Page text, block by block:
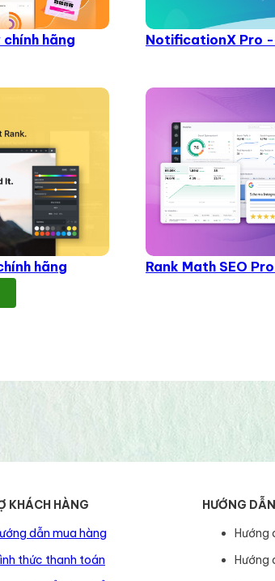
hãng NotificationX Pro -
hãng Rank Math SEO
KHÁCH HÀNG
dẫn mua hàng
thức thanh toán
HƯỚNG DẪN
Hướng
Hướng